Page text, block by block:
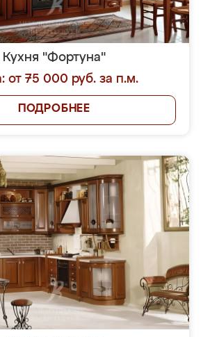
Кухня "Фортуна"
от 75 000 руб. за п.м.
ПОДРОБНЕЕ